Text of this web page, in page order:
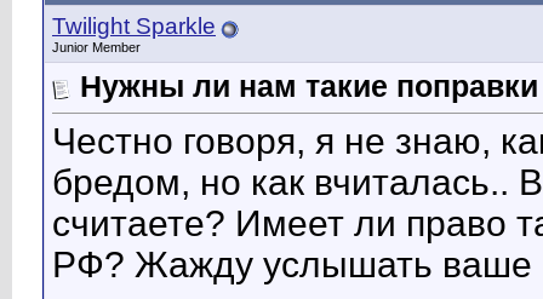
Twilight Sparkle
Junior Member
Нужны ли нам такие поправки
Честно говоря, я не знаю,
бредом, но как вчиталась..
считаете? Имеет ли право
РФ? Жажду услышать ваше